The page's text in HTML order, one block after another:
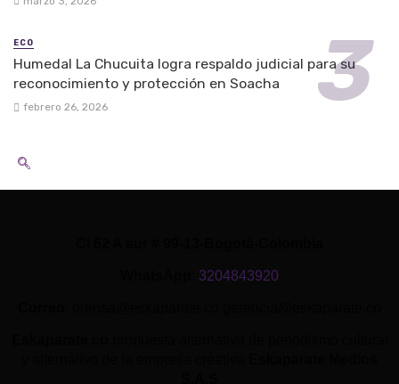
ECO
Humedal La Chucuita logra respaldo judicial para su
reconocimiento y protección en Soacha
febrero 26, 2026
3204843920